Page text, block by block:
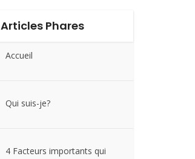
Articles Phares
Accueil
Qui suis-je?
4 Facteurs importants qui